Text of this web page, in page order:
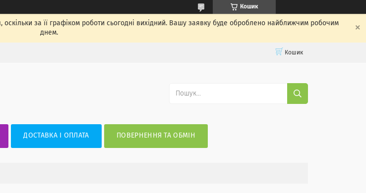
Кошик
за її графіком роботи сьогодні вихідний. Вашу заявку буде оброблено найближчим робочим
днем.
Кошик
ДОСТАВКА І ОПЛАТА ПОВЕРНЕННЯ ТА ОБМІН